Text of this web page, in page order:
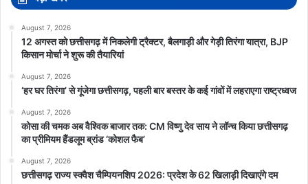
August 7, 2026
12 अगस्त को छत्तीसगढ़ में निकलेगी ट्रैक्टर, बैलगाड़ी और गेड़ी तिरंगा यात्रा, BJP
किसान मोर्चा ने शुरू की तैयारियां
August 7, 2026
‘हर घर तिरंगा’ से गूंजेगा छत्तीसगढ़, पहली बार बस्तर के कई गांवों में लहराएगा राष्ट्रध्वज
August 7, 2026
कोसा की चमक अब वैश्विक बाजार तक: CM विष्णु देव साय ने लॉन्च किया छत्तीसगढ़
का प्रीमियम हैंडलूम ब्रांड ‘कोशल फैब’
August 7, 2026
छत्तीसगढ़ राज्य स्क्वैश चैम्पियनशिप 2026: प्रदेश के 62 खिलाड़ी दिखाएंगे दम